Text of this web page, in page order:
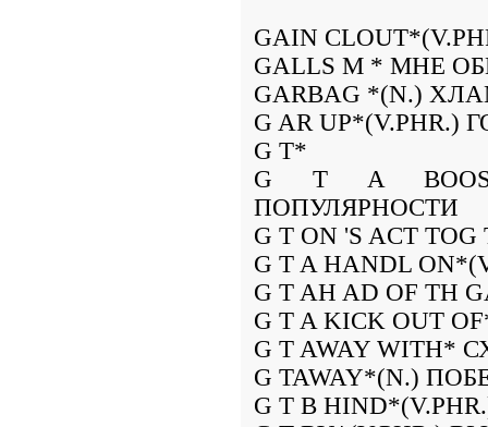
GAIN
GALLS M * МНЕ
GARBAG *(N.)
G AR UP*(V.PHR.)
G T*
G T A
ПОПУЛЯРНОСТИ
G T ON 'S ACT
G T A HANDL
G T AH AD OF
G T A KICK OUT
G T AWAY WITH*
G TAWAY*(N.)
G T B